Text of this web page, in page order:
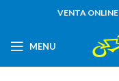
VENTA
MENU